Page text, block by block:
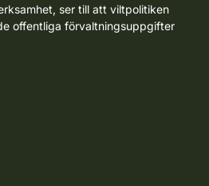
ser till att viltpolitiken
offentliga förvaltningsuppgifter